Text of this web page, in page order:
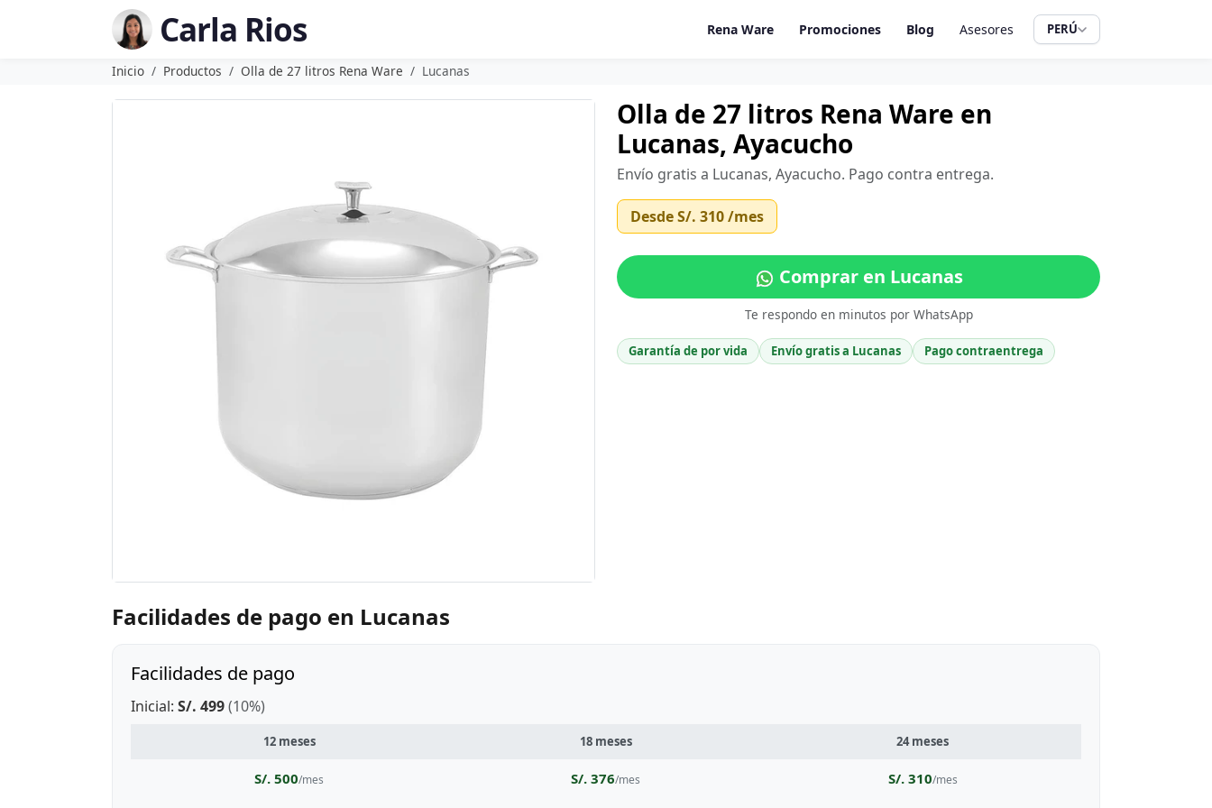
Carla Rios Rena Ware Promociones Blog Asesores PERÚ
Inicio Productos Olla de 27 litros Rena Ware Lucanas
Olla de 27 litros Rena Ware en
Lucanas, Ayacucho
Envío gratis a Lucanas, Ayacucho. Pago contra entrega.
DesdeS/. 310/mes
Comprar en Lucanas
Te respondo en minutos por WhatsApp
Garantía de por vida Envío gratis a Lucanas Pago contraentrega
Facilidades de pago en Lucanas
Facilidades de pago
Inicial: S/. 499(10%)
12 meses 18 meses 24 meses
S/. 500/mes S/. 376/mes S/. 310/mes